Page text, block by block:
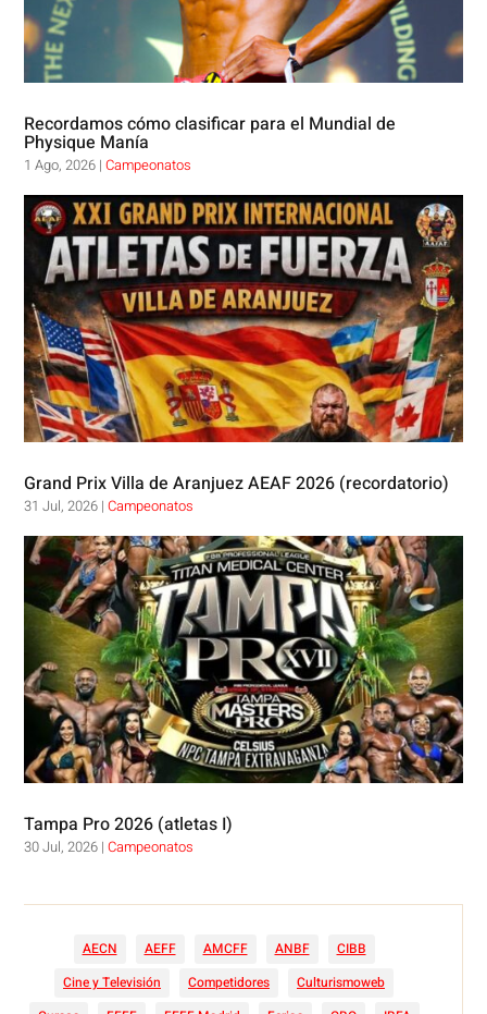
Recordamos cómo clasificar para el Mundial de
Physique Manía
1 Ago, 2026 |Campeonatos
Grand Prix Villa de Aranjuez AEAF 2026 (recordatorio)
31 Jul, 2026 |Campeonatos
Tampa Pro 2026 (atletas I)
30 Jul, 2026 |Campeonatos
AECN AEFF AMCFF ANBF
CIBB
Cine y Televisión
Competidores
Culturismoweb